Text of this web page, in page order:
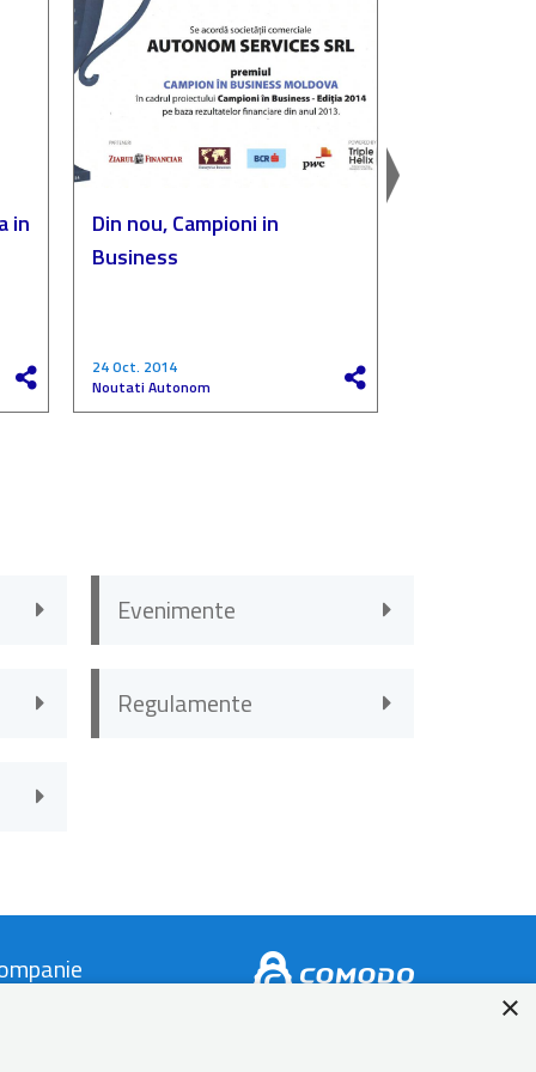
in
Din nou, Campioni in
Business
24 Oct. 2014
Noutati Autonom
Evenimente
Regulamente
×